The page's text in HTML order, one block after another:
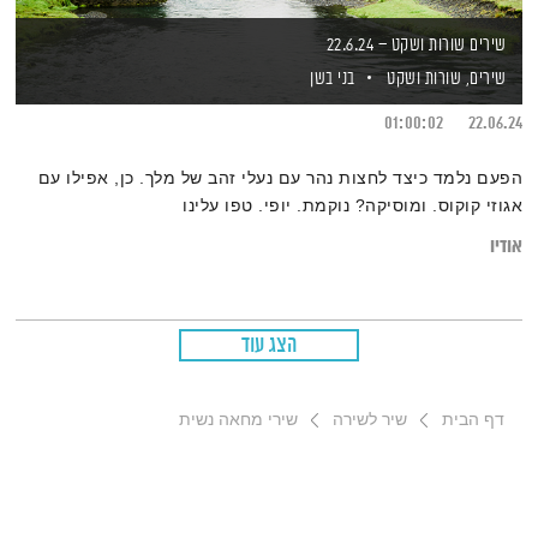
שירים שורות ושקט – 22.6.24
שירים, שורות ושקט
בני בשן
22.06.24
01:00:02
הפעם נלמד כיצד לחצות נהר עם נעלי זהב של מלך. כן, אפילו עם
אגוזי קוקוס. ומוסיקה? נוקמת. יופי. טפו עלינו
אודיו
הצג עוד
דף הבית שיר לשירה שירי מחאה נשית